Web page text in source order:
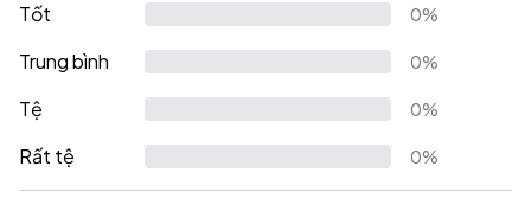
Tốt 0%
Trung bình 0%
Tệ 0%
Rất tệ 0%